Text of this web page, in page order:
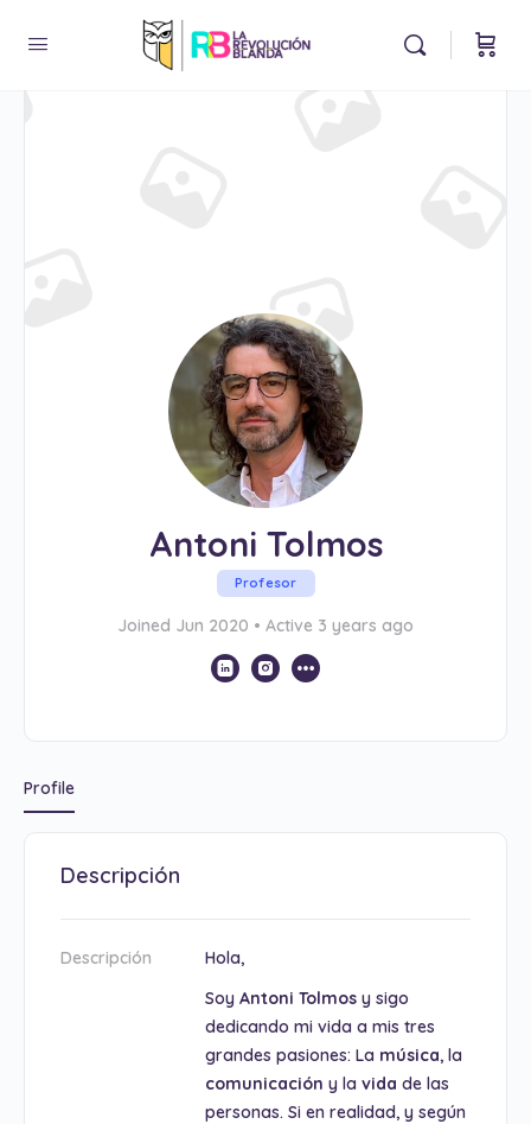
Antoni Tolmos
Profesor
Joined Jun 2020 • Active 3 years ago
Profile
Descripción
Descripción
Hola,
Soy Antoni Tolmos y sigo
dedicando mi vida a mis tres
grandes pasiones: La música, la
comunicación y la vida de las
personas. Si en realidad, y según